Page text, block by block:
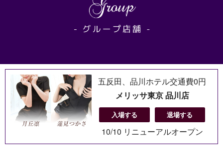
五反田、品川ホテル交通費0円
メリッサ東京 品川店
入場する 退場する
10/10 リニューアルオープン